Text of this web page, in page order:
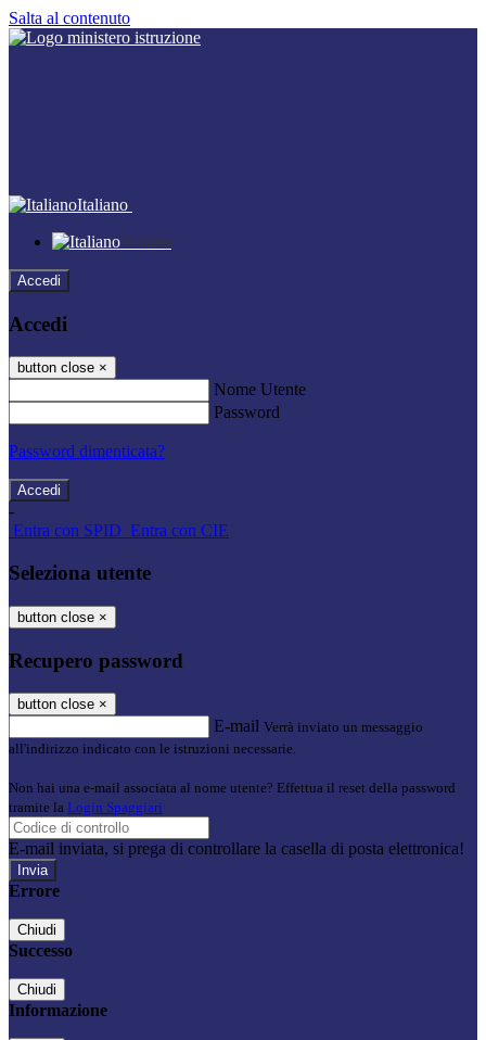
Salta al contenuto
Italiano
Italiano
Accedi
Accedi
button close ×
Nome Utente
Password
Password dimenticata?
-
Entra con SPID Entra con CIE
Seleziona utente
button close ×
Recupero password
button close ×
E-mail Verrà inviato un messaggio
all'indirizzo indicato con le istruzioni necessarie.
Non hai una e-mail associata al nome utente? Effettua il reset della password
tramite la Login Spaggiari
E-mail inviata, si prega di controllare la casella di posta elettronica!
Errore
Chiudi
Successo
Chiudi
Informazione